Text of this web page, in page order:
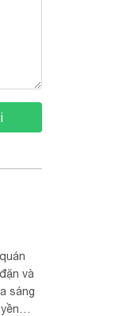
và
sáng